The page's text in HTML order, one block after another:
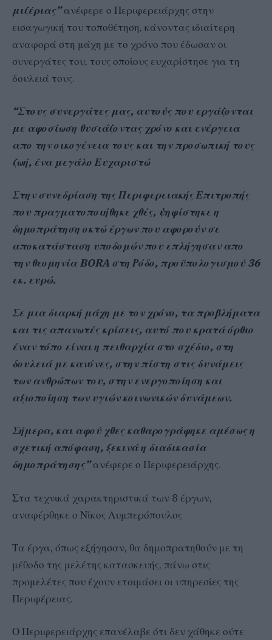
μιζέριας”ανέφερε ο Περιφερειάρχης στην
εισαγωγική του τοποθέτηση, κάνοντας ιδιαίτερη
αναφορά στη μάχη με το χρόνο που έδωσαν οι
συνεργάτες του, τους οποίους ευχαρίστησε για τη
δουλειά τους.
“Στους συνεργάτες μας, αυτούς που εργάζονται
με αφοσίωση θυσιάζοντας χρόνο και ενέργεια
απο την οικογένεια τους και την προσωπική τους
ζωή, ένα μεγάλο Ευχαριστώ
Στην συνεδρίαση της Περιφερειακής Επιτροπής
που πραγματοποιήθηκε χθές, ψηφίστηκε η
δημοπράτηση οκτώ έργων που αφορούν σε
αποκατάσταση υποδομών που επλήγησαν απο
την θεομηνία BORA στη Ρόδο, προϋπολογισμού 36
εκ. ευρώ.
Σε μια διαρκή μάχη με τον χρόνο, τα προβλήματα
και τις απανωτές κρίσεις, αυτό που κρατά όρθιο
έναν τόπο είναι η πειθαρχία στο σχέδιο, στη
δουλειά με κανόνες, στην πίστη στις δυνάμεις
των ανθρώπων του, στην ενεργοποίηση και
αξιοποίηση των υγιών κοινωνικών δυνάμεων.
Σήμερα, και αφού χθες καθαρογράφηκε αμέσως η
σχετική απόφαση, ξεκινά η διαδικασία
δημοπράτησης”ανέφερε ο Περιφερειάρχης.
Στα τεχνικά χαρακτηριστικά των 8 έργων,
αναφέρθηκε ο Νίκος Λυμπερόπουλος
Τα έργα, όπως εξήγησαν, θα δημοπρατηθούν με τη
μέθοδο της μελέτης κατασκευής, πάνω στις
προμελέτες που έχουν ετοιμάσει οι υπηρεσίες της
Περιφέρειας.
Ο Περιφερειάρχης επανέλαβε ότι δεν χάθηκε ούτε